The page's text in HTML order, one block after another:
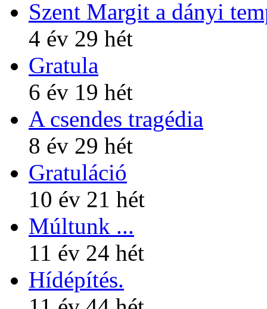
Szent Margit a dányi
4 év 29 hét
Gratula
6 év 19 hét
A csendes tragédia
8 év 29 hét
Gratuláció
10 év 21 hét
Múltunk ...
11 év 24 hét
Hídépítés.